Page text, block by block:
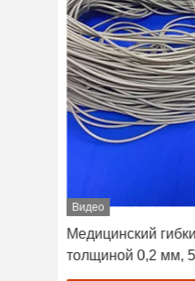
Видео
Медицинский
толщиной 0,2 мм,